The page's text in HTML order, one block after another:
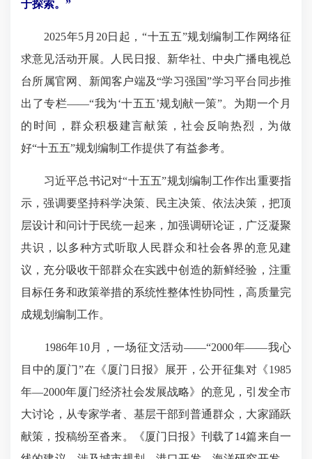
于探索。”
2025年5月20日起，“十五五”规划编制工作网络征
求意见活动开展。人民日报、新华社、中央广播电视总
台所属官网、新闻客户端及“学习强国”学习平台同步推
出了专栏——“我为‘十五五’规划献一策”。为期一个月
的时间，群众积极建言献策，社会反响热烈，为做
好“十五五”规划编制工作提供了有益参考。
习近平总书记对“十五五”规划编制工作作出重要指
示，强调要坚持科学决策、民主决策、依法决策，把顶
层设计和问计于民统一起来，加强调研论证，广泛凝聚
共识，以多种方式听取人民群众和社会各界的意见建
议，充分吸收干部群众在实践中创造的新鲜经验，注重
目标任务和政策举措的系统性整体性协同性，高质量完
成规划编制工作。
1986年10月，一场征文活动——“2000年——我心
目中的厦门”在《厦门日报》展开，公开征集对《1985
年—2000年厦门经济社会发展战略》的意见，引发全市
大讨论，从专家学者、基层干部到普通群众，大家踊跃
献策，投稿纷至沓来。《厦门日报》刊载了14篇来自一